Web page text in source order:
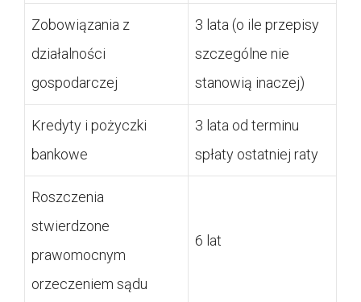
Zobowiązania z
działalności
gospodarczej
3 lata (o ile przepisy
szczególne nie
stanowią inaczej)
Kredyty i pożyczki
bankowe
3 lata od terminu
spłaty ostatniej raty
Roszczenia
stwierdzone
prawomocnym
orzeczeniem sądu
6 lat